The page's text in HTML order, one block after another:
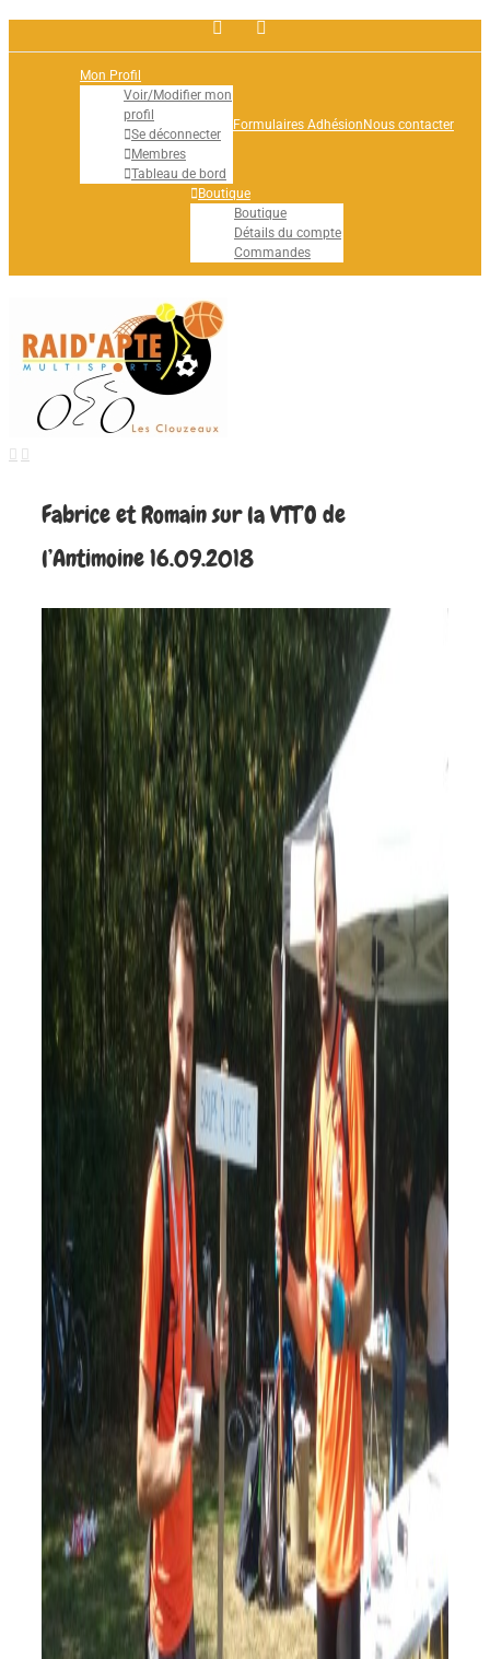
Facebook
Mon Profil
Voir/Modifier mon
profil
Se déconnecter
Membres
Tableau de bord
Formulaires Adhésion Nous contacter
Boutique
Boutique
Détails du compte
Commandes
Fabrice et Romain sur la VTT’O de
l’Antimoine 16.09.2018